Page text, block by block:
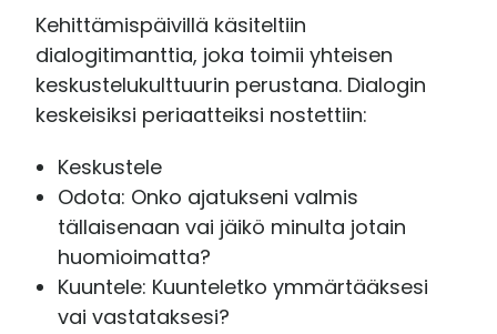
Kehittämispäivillä käsiteltiin
dialogitimanttia, joka toimii yhteisen
keskustelukulttuurin perustana. Dialogin
keskeisiksi periaatteiksi nostettiin:
Keskustele
Odota: Onko ajatukseni valmis
tällaisenaan vai jäikö minulta jotain
huomioimatta?
Kuuntele: Kuunteletko ymmärtääksesi
vai vastataksesi?